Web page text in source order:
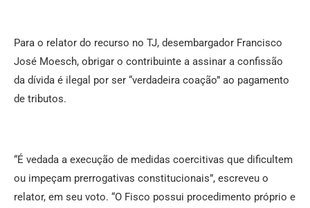
Para o relator do recurso no TJ, desembargador Francisco
José Moesch, obrigar o contribuinte a assinar a confissão
da dívida é ilegal por ser “verdadeira coação” ao pagamento
de tributos.
“É vedada a execução de medidas coercitivas que dificultem
ou impeçam prerrogativas constitucionais”, escreveu o
relator, em seu voto. “O Fisco possui procedimento próprio e